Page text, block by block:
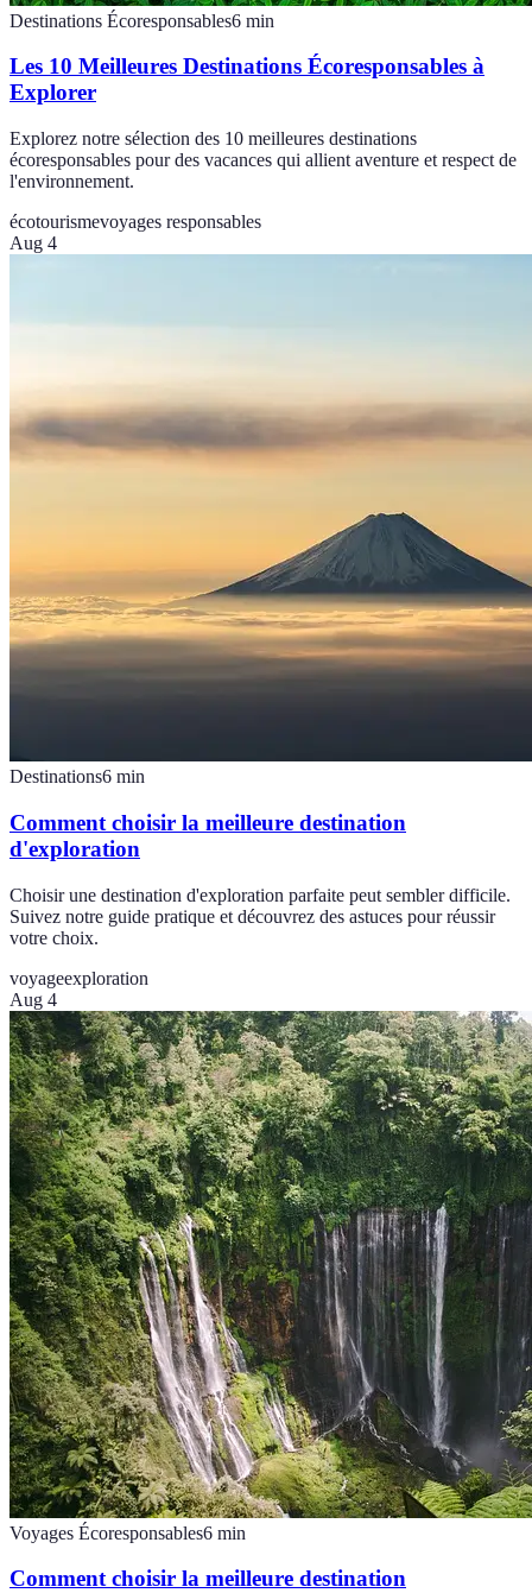
Destinations Écoresponsables6 min
Les 10 Meilleures Destinations Écoresponsables à
Explorer
Explorez notre sélection des 10 meilleures destinations
écoresponsables pour des vacances qui allient aventure et respect de
l'environnement.
écotourismevoyages responsables
Aug 4
Destinations6 min
Comment choisir la meilleure destination
d'exploration
Choisir une destination d'exploration parfaite peut sembler difficile.
Suivez notre guide pratique et découvrez des astuces pour réussir
votre choix.
voyageexploration
Aug 4
Voyages Écoresponsables6 min
Comment choisir la meilleure destination